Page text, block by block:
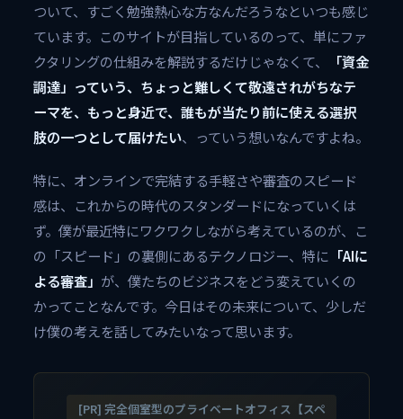
ついて、すごく勉強熱心な方なんだろうなといつも感じ
ています。このサイトが目指しているのって、単にファ
クタリングの仕組みを解説するだけじゃなくて、
「資金
調達」っていう、ちょっと難しくて敬遠されがちなテ
ーマを、もっと身近で、誰もが当たり前に使える選択
肢の一つとして届けたい、っていう想いなんですよね。
特に、オンラインで完結する手軽さや審査のスピード
感は、これからの時代のスタンダードになっていくは
ず。僕が最近特にワクワクしながら考えているのが、こ
の「スピード」の裏側にあるテクノロジー、特に 「AIに
よる審査」 が、僕たちのビジネスをどう変えていくの
かってことなんです。今日はその未来について、少しだ
け僕の考えを話してみたいなって思います。
[PR] 完全個室型のプライベートオフィス【スペ